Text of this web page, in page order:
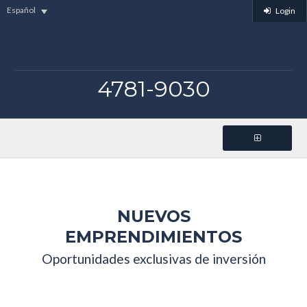
Español Login
4781-9030
NUEVOS
EMPRENDIMIENTOS
Oportunidades exclusivas de inversión